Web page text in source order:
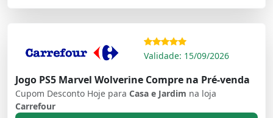
Validade: 15/09/2026
Jogo PS5 Marvel Wolverine Compre na Pré-venda
Cupom Desconto Hoje para Casa e Jardim na loja
Carrefour